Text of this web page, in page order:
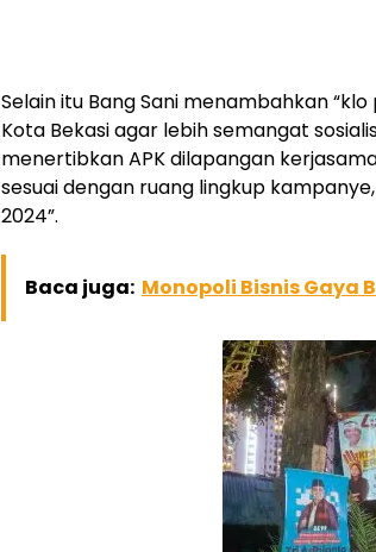
Selain itu Bang Sani menambahkan
Kota Bekasi agar lebih semangat
menertibkan APK dilapangan
sesuai dengan ruang lingkup
2024”.
Baca juga: Monopoli Bisnis Gaya